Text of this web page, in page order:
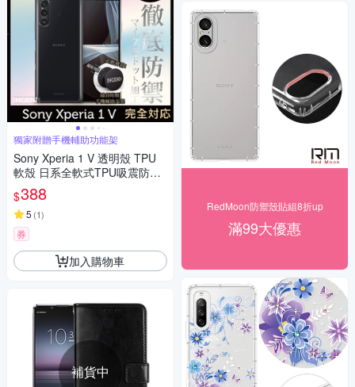
獨家附贈手機輔助功能架
Sony Xperia 1 V 透明殼 TPU
軟殼 日系全軟式TPU吸震防摔
保護殼【INGENI徹底防禦】
$388
5 (1)
券
加入購物車
補貨中
RedMoon防禦殼貼組8折up
滿99大優惠